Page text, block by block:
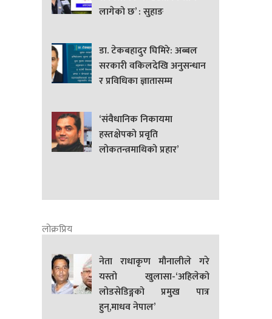
लागेको छ’ : सुहाङ
डा. टेकबहादुर घिमिरे: अब्बल
सरकारी वकिलदेखि अनुसन्धान
र प्रविधिका ज्ञातासम्म
‘संवैधानिक निकायमा
हस्तक्षेपको प्रवृति
लोकतन्त्रमाथिको प्रहार’
लोक्रप्रिय
नेता राधाकृण मौनालीले गरे
यस्तो खुलासा-‘अहिलेको
लोडसेडिङ्गको प्रमुख पात्र
हुन्,माधव नेपाल’